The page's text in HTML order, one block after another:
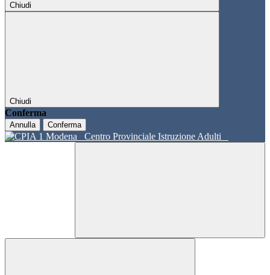
Chiudi
Chiudi
Conferma
Annulla Conferma
Centro Provinciale Istruzione Adulti